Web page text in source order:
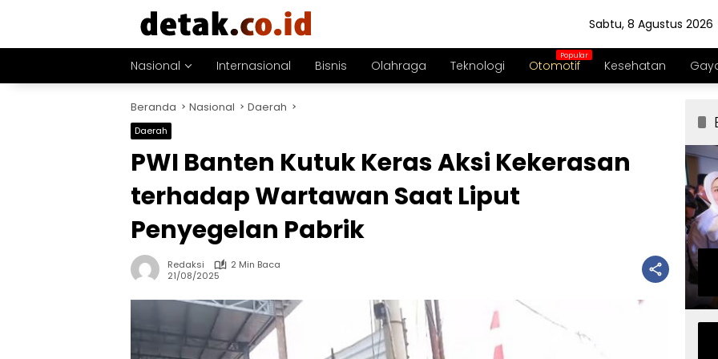
Sabtu, 8 Agustus 2026
Nasional Internasional Bisnis Olahraga Teknologi Otomotif Kesehatan
Beranda Nasional Daerah
Daerah
PWI Banten Kutuk Keras Aksi Kekerasan
terhadap Wartawan Saat Liput
Penyegelan Pabrik
Redaksi
2 Min Baca
21/08/2025